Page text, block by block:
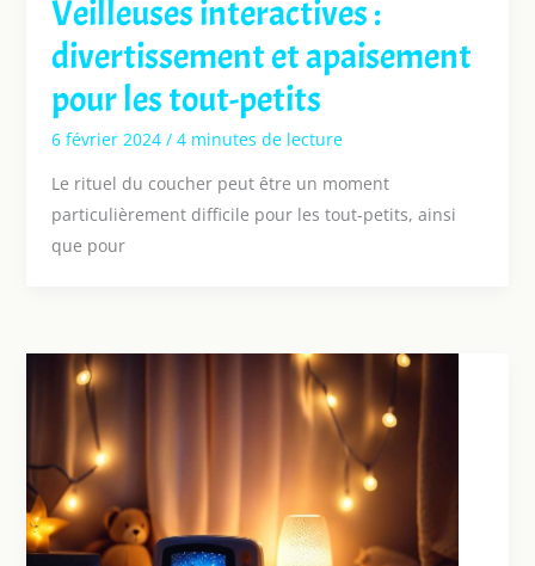
Veilleuses interactives :
divertissement et apaisement
pour les tout-petits
6 février 2024 / 4 minutes de lecture
Le rituel du coucher peut être un moment
particulièrement difficile pour les tout-petits, ainsi
que pour